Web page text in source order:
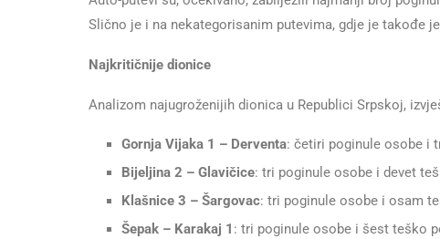
Slično je i na nekategorisanim putevima, gdje je takođe
Najkritičnije dionice
Analizom najugroženijih dionica u Republici Srpskoj,
Gornja Vijaka 1 – Derventa: četiri poginule osobe i
Bijeljina 2 – Glavičice: tri poginule osobe i devet
Klašnice 3 – Šargovac: tri poginule osobe i osam
Šepak – Karakaj 1 : tri poginule osobe i šest teško